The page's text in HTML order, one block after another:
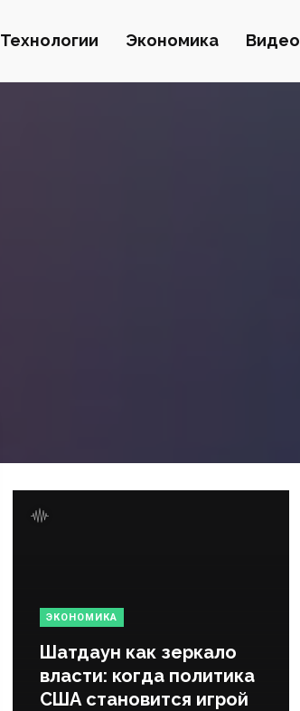
Технологии Экономика Видео
ЭКОНОМИКА
Шатдаун как зеркало
власти: когда политика
США становится игрой